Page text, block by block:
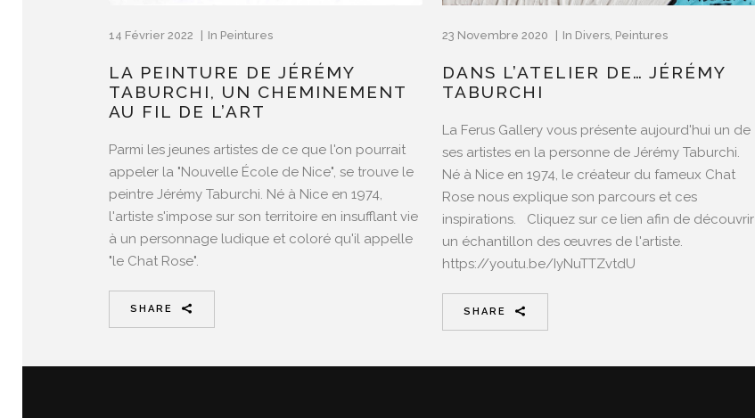
14 Février 2022 In Peintures
LA PEINTURE DE JÉRÉMY
TABURCHI, UN CHEMINEMENT
AU FIL DE L’ART
Parmi les jeunes artistes de ce que l'on pourrait
appeler la "Nouvelle École de Nice", se trouve le
peintre Jérémy Taburchi. Né à Nice en 1974,
l'artiste s'impose sur son territoire en insufflant vie
à un personnage ludique et coloré qu'il appelle
"le Chat Rose".
SHARE
23 Novembre 2020 In Divers Peintures
DANS L’ATELIER DE… JÉRÉMY
TABURCHI
La Ferus Gallery vous présente aujourd'hui un de
ses artistes en la personne de Jérémy Taburchi.
Né à Nice en 1974, le créateur du fameux Chat
Rose nous explique son parcours et ces
inspirations. Cliquez sur ce lien afin de découvrir
un échantillon des œuvres de l'artiste.
https://youtu.be/IyNuTTZvtdU
SHARE